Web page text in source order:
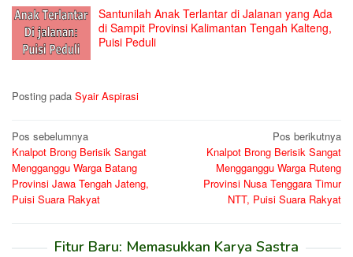
Santunilah Anak Terlantar di Jalanan yang Ada
di Sampit Provinsi Kalimantan Tengah Kalteng,
Puisi Peduli
Posting pada Syair Aspirasi
Navigasi
pos
Pos sebelumnya
Knalpot Brong Berisik Sangat
Mengganggu Warga Batang
Provinsi Jawa Tengah Jateng,
Puisi Suara Rakyat
Pos berikutnya
Knalpot Brong Berisik Sangat
Mengganggu Warga Ruteng
Provinsi Nusa Tenggara Timur
NTT, Puisi Suara Rakyat
Fitur Baru: Memasukkan Karya Sastra